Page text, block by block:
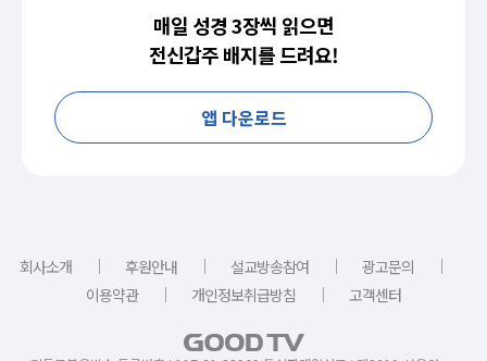
매일 성경 3장씩 읽으면
전신갑주 배지를 드려요!
앱 다운로드
회사소개 ｜ 후원안내 ｜ 설교방송참여 ｜ 광고문의
｜
이용약관
｜ 개인정보취급방침 ｜ 고객센터